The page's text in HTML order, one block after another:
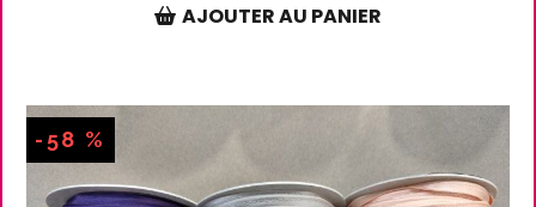
AJOUTER AU PANIER
-58 %